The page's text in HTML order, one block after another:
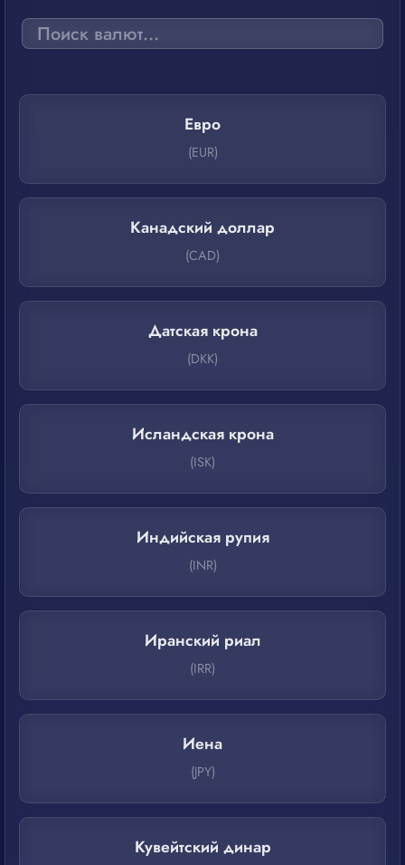
Евро
(EUR)
Канадский доллар
(CAD)
Датская крона
(DKK)
Исландская крона
(ISK)
Индийская рупия
(INR)
Иранский риал
(IRR)
Иена
(JPY)
Кувейтский динар